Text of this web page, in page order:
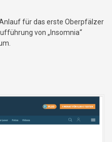
für das erste Oberpfälzer
von „Insomnia“